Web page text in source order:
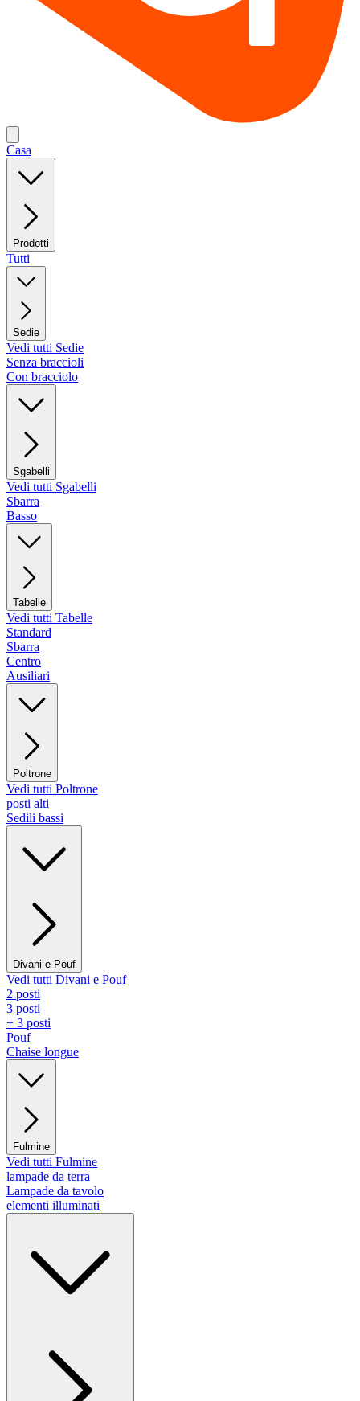
Casa
Prodotti
Tutti
Sedie
Vedi tutti Sedie
Senza braccioli
Con bracciolo
Sgabelli
Vedi tutti Sgabelli
Sbarra
Basso
Tabelle
Vedi tutti Tabelle
Standard
Sbarra
Centro
Ausiliari
Poltrone
Vedi tutti Poltrone
posti alti
Sedili bassi
Divani e Pouf
Vedi tutti Divani e Pouf
2 posti
3 posti
+ 3 posti
Pouf
Chaise longue
Fulmine
Vedi tutti Fulmine
lampade da terra
Lampade da tavolo
elementi illuminati